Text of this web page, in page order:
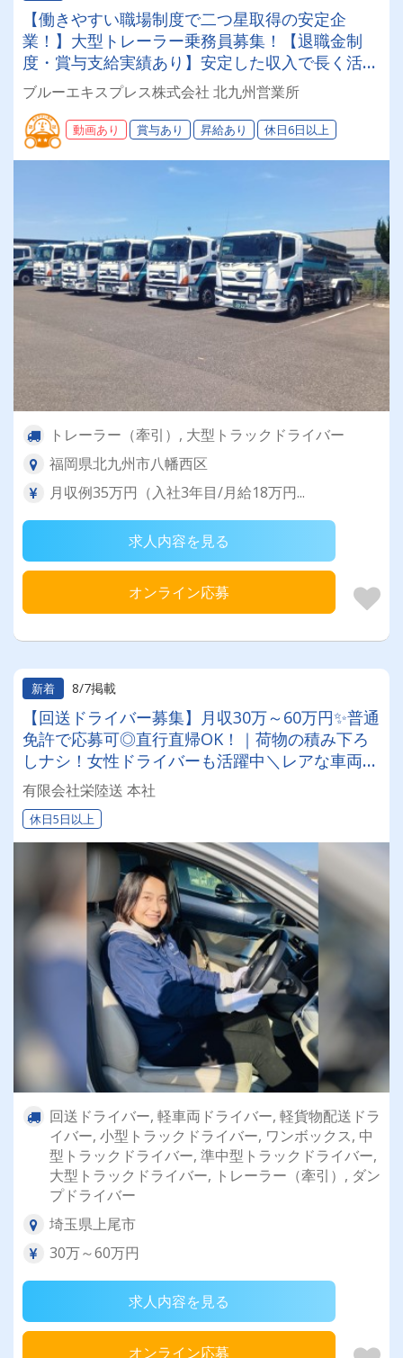
【働きやすい職場制度で二つ星取得の安定企
業！】大型トレーラー乗務員募集！【退職金制
度・賞与支給実績あり】安定した収入で長く活躍
できる環境です◎運行管理も徹底！無理な運行は
無く、週休二日制でしっかり休める♪
ブルーエキスプレス株式会社 北九州営業所
動画あり 賞与あり 昇給あり 休日6日以上
トレーラー（牽引）, 大型トラックドライバー
福岡県北九州市八幡西区
月収例35万円（入社3年目/月給18万円...
求人内容を見る
オンライン応募
新着 8/7掲載
【回送ドライバー募集】月収30万～60万円✨普通
免許で応募可◎直行直帰OK！｜荷物の積み下ろ
しナシ！女性ドライバーも活躍中＼レアな車両に
乗れるチャンスも☆彡／
有限会社栄陸送 本社
休日5日以上
回送ドライバー, 軽車両ドライバー, 軽貨物配送ドラ
イバー, 小型トラックドライバー, ワンボックス, 中
型トラックドライバー, 準中型トラックドライバー,
大型トラックドライバー, トレーラー（牽引）, ダン
プドライバー
埼玉県上尾市
30万～60万円
求人内容を見る
オンライン応募